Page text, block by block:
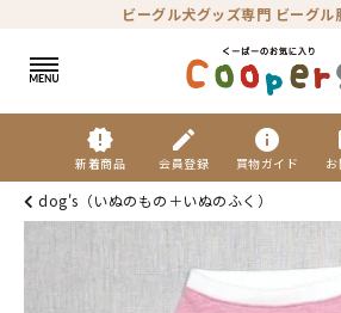
ビーグル犬グッズ専門 ビーグル
new_releases
新着商品
edit
会員登録
info
買物ガイド
dog's（いぬのもの＋いぬのふく）